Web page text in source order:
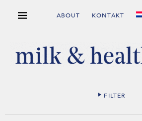
ABOUT KONTAKT
FILTER